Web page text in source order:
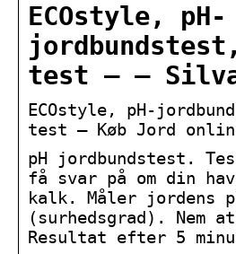
ECOstyle, pH-
test – –
ECOstyle, pH-
test – Køb Jord
pH jordbundstest.
få svar på om din
kalk. Måler jordens
(surhedsgrad). Nem
Resultat efter 5